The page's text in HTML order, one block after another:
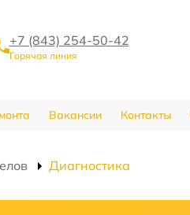
+7 (843) 254-50-42
Горячая линия
Вакансии Контакты
Диагностика